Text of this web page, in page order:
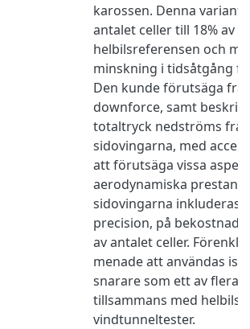
karossen. Denna variant
antalet celler till 18% av
helbilsreferensen och
minskning i tidsåtgång
Den kunde förutsäga
downforce, samt
totaltryck nedströms
sidovingarna, med
att förutsäga vissa
aerodynamiska
sidovingarna inkluderas
precision, på bekostnad
av antalet celler.
menade att användas
snarare som ett av flera
tillsammans med
vindtunneltester.